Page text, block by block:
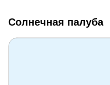
Солнечная палуба